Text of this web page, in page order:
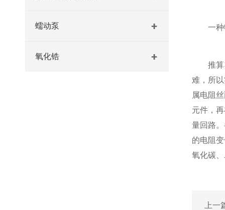
蠕动泵
氧化锆
一种物
推算其
难，所
属电阻
元件，
量回路
的电阻
氧化碳
上一